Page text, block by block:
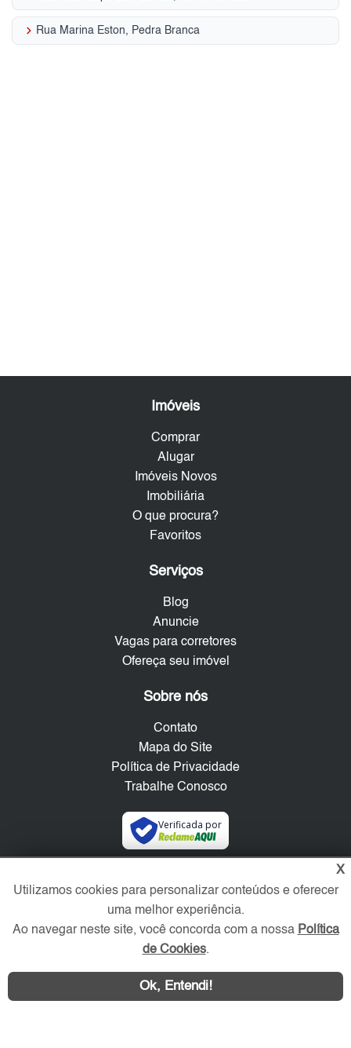
keyboard_arrow_right Rua Marina Eston, Pedra Branca
Imóveis
Comprar
Alugar
Imóveis Novos
Imobiliária
O que procura?
Favoritos
Serviços
Blog
Anuncie
Vagas para corretores
Ofereça seu imóvel
Sobre nós
Contato
Mapa do Site
Política de Privacidade
Trabalhe Conosco
Verificada por
X
Utilizamos cookies para personalizar conteúdos e oferecer
uma melhor experiência.
Ao navegar neste site, você concorda com a nossa Política
de Cookies.
Ok, Entendi!